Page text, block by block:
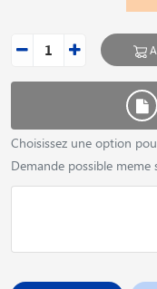
Choisissez une option
Demande possible